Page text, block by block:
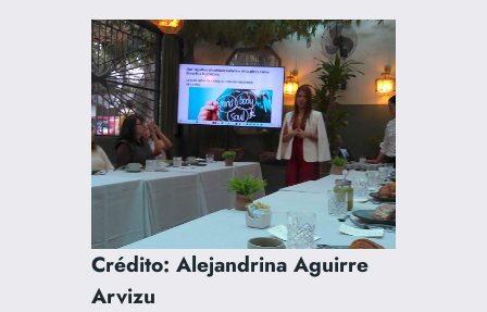
Crédito: Alejandrina Aguirre
Arvizu